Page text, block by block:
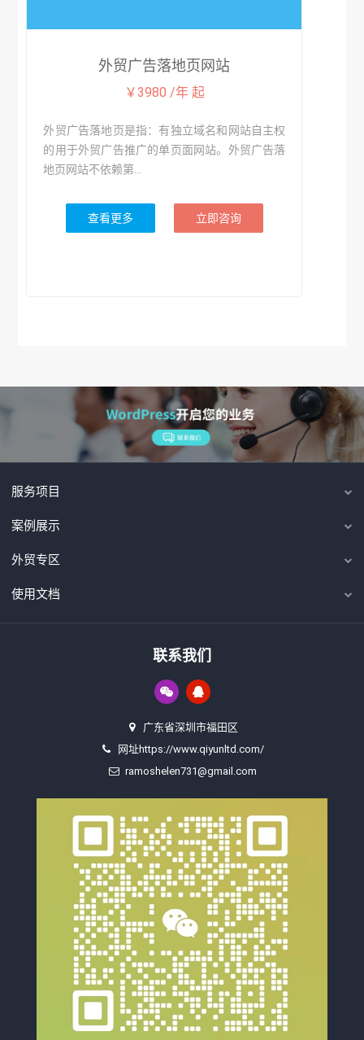
外贸广告落地页网站
￥3980 /年 起
外贸广告落地页是指：有独立域名和网站自主权
的用于外贸广告推广的单页面网站。外贸广告落
地页网站不依赖第...
查看更多 立即咨询
服务项目
案例展示
外贸专区
使用文档
联系我们
广东省深圳市福田区
网址https://www.qiyunltd.com/
ramoshelen731@gmail.com